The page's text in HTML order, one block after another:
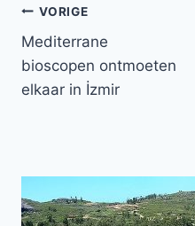
Bericht
navigatie
VORIGE
Mediterrane
bioscopen ontmoeten
elkaar in İzmir